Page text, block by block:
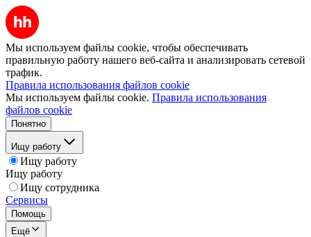
Мы используем файлы cookie, чтобы обеспечивать
правильную работу нашего веб-сайта и анализировать сетевой
трафик.
Правила использования файлов cookie
Мы используем файлы cookie. Правила использования
файлов cookie
Понятно
Ищу работу
Ищу работу
Ищу работу
Ищу сотрудника
Сервисы
Помощь
Ещё